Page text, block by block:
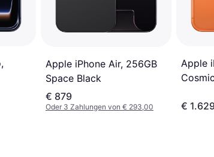
Apple iPhone Air, 256GB
Space Black
€ 879
Oder 3 Zahlungen von € 293,00
Apple
€